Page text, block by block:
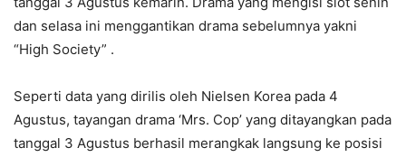
dan selasa ini menggantikan drama sebelumnya yakni
“High Society” .
Seperti data yang dirilis oleh Nielsen Korea pada 4
Agustus, tayangan drama ‘Mrs. Cop’ yang ditayangkan pada
tanggal 3 Agustus berhasil merangkak langsung ke posisi